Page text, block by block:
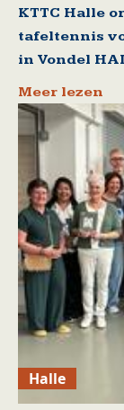
KTTC Halle
tafeltennis
in Vondel
Meer lezen
Halle